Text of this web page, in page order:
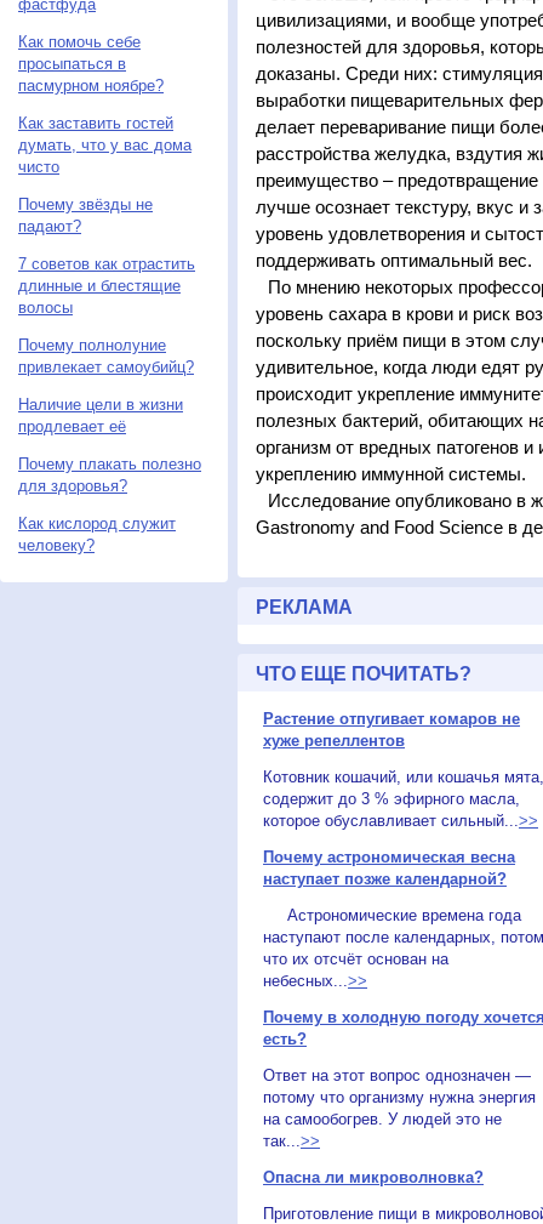
фастфуда
Как помочь себе
просыпаться в
пасмурном ноябре?
Как заставить гостей
думать, что у вас дома
чисто
Почему звёзды не
падают?
7 советов как отрастить
длинные и блестящие
волосы
Почему полнолуние
привлекает самоубийц?
Наличие цели в жизни
продлевает её
Почему плакать полезно
для здоровья?
Как кислород служит
человеку?
цивилизациями, и вообще
полезностей для здоровья,
доказаны. Среди них:
выработки пищеварительных
делает переваривание пищи
расстройства желудка, вздутия
преимущество –
лучше осознает текстуру, вкус
уровень удовлетворения и
поддерживать оптимальный вес.
По мнению некоторых
уровень сахара в крови и риск
поскольку приём пищи в этом
удивительное, когда люди едят
происходит укрепление
полезных бактерий, обитающих
организм от вредных патогенов
укреплению иммунной системы.
Исследование опубликовано в
Gastronomy and Food Science в
РЕКЛАМА
ЧТО ЕЩЕ ПОЧИТАТЬ?
Растение отпугивает комаров не
хуже репеллентов
Котовник кошачий, или кошачья мята,
содержит до 3 % эфирного масла,
которое обуславливает сильный...>>
Почему астрономическая весна
наступает позже календарной?
Астрономические времена года
наступают после календарных,
что их отсчёт основан на
небесных...>>
Почему в холодную погоду
есть?
Ответ на этот вопрос однозначен —
потому что организму нужна энергия
на самообогрев. У людей это не
так...>>
Опасна ли микроволновка?
Приготовление пищи в